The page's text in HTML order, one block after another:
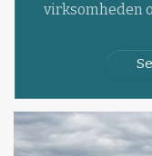
virksomheden